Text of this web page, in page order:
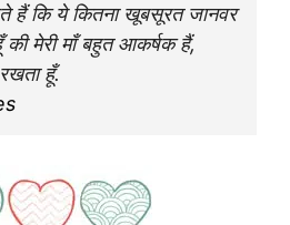
हैं कि ये कितना खूबसूरत जानवर
की मेरी माँ बहुत आकर्षक हैं,
हूँ.